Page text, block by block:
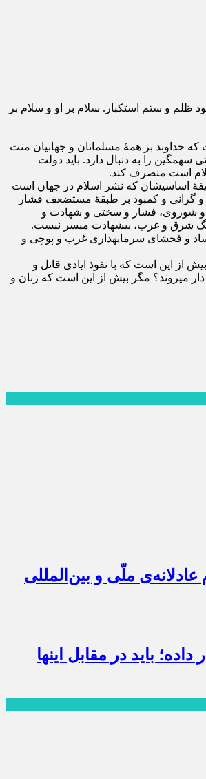
ظلم و ستم استکبار. سلام بر او و سلام بر
خداوند بر همۀ مسلمانان و جهانیان منت
را به دنبال دارد. باید دولت
است منصرف کند.
اساسی‏شان که نشر اسلام در جهان است
و گرانی و کمبود بر طبقۀ مستضعف فشار
و شوروی، فشار و سختی و شهادت و
شرق و غرب، بی‏شهادت میسر نیست.
و فحشای سرمایه‏داری غرب و پوچی و
از این است که با نفوذ ایادی قاتل و
می‏روند؟ مگر بیش از این است که زنان و
ملّی و بین‌المللی
باید در مقابل اینها